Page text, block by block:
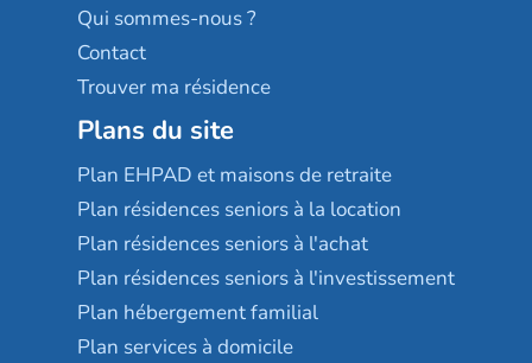
Qui sommes-nous ?
Contact
Trouver ma résidence
Plans du site
Plan EHPAD et maisons de retraite
Plan résidences seniors à la location
Plan résidences seniors à l'achat
Plan résidences seniors à l'investissement
Plan hébergement familial
Plan services à domicile